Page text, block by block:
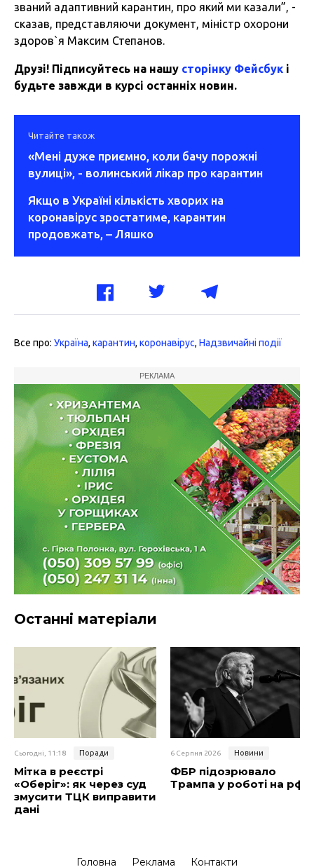
званий адаптивний карантин, про який ми казали”, -
сказав, представляючи документ, міністр охорони
здоров`я Максим Степанов.
Друзі! Підписуйтесь на нашу сторінку Фейсбук і
будьте завжди в курсі останніх новин.
Читайте також
«Мені дуже приємно, коли бачу порожні
вулиці», - волинський лікар про карантин
Якщо в Україні кількість хворих на
коронавірус зростатиме, карантин
продовжать, – Ляшко
Все про: Україна, карантин, коронавірус, Надзвичайні події
РЕКЛАМА
Останні матеріали
Сьогодні, 11:18 Поради
Мітка в реєстрі
«Оберіг»: як через суд
змусити ТЦК виправити
дані
6 Серпня 2026 Новини
ФБР підозрювало
Трампа у роботі на рф
Головна Реклама Контакти